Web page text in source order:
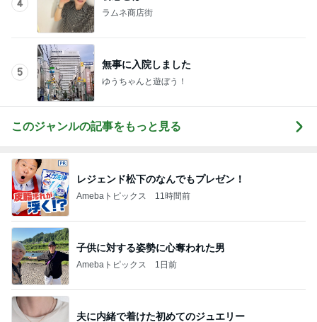
Amebaトピックス
大学教員の職探しで叶わない希望
Amebaトピックス 1日前
かなり美味しい我が家の定番料理